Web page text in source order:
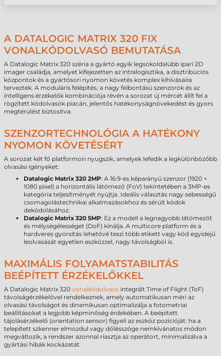
A DATALOGIC MATRIX 320 FIX
VONALKÓDOLVASÓ BEMUTATÁSA
A Datalogic Matrix 320 széria a gyártó egyik legsokoldalúbb ipari 2D
imager családja, amelyet kifejezetten az intralogisztika, a disztribúciós
központok és a gyártósori nyomon követés komplex kihívásaira
terveztek. A moduláris felépítés, a nagy felbontású szenzorok és az
intelligens érzékelők kombinációja révén a sorozat új mércét állít fel a
rögzített kódolvasók piacán, jelentős hatékonyságnövekedést és gyors
megtérülést biztosítva.
SZENZORTECHNOLÓGIA A HATÉKONY
NYOMON KÖVETÉSÉRT
A sorozat két fő platformon nyugszik, amelyek lefedik a legkülönbözőbb
olvasási igényeket:
Datalogic Matrix 320 2MP: A 16:9-es képarányú szenzor (1920 ×
1080 pixel) a horizontális látómező (FoV) tekintetében a 3MP-es
kategória teljesítményét nyújtja. Ideális választás nagy sebességű
csomagolástechnikai alkalmazásokhoz és sérült kódok
dekódolásához.
Datalogic Matrix 320 5MP: Ez a modell a legnagyobb látómezőt
és mélységélességet (DoF) kínálja. A multicore platform és a
hardveres gyorsítás lehetővé teszi több etikett vagy kód egyidejű
leolvasását egyetlen eszközzel, nagy távolságból is.
MAXIMÁLIS FOLYAMATSTABILITÁS
BEÉPÍTETT ÉRZÉKELŐKKEL
A Datalogic Matrix 320 vonalkódolvasó integrált Time of Flight (ToF)
távolságérzékelővel rendelkeznek, amely automatikusan méri az
olvasási távolságot és dinamikusan optimalizálja a fotometriai
beállításokat a legjobb képminőség érdekében. A beépített
tájolásérzékelő (orientation sensor) figyeli az eszköz pozícióját: ha a
telepített szkenner elmozdul vagy dőlésszöge nemkívánatos módon
megváltozik, a rendszer azonnal riasztja az operátort, minimalizálva a
gyártási hibák kockázatát.